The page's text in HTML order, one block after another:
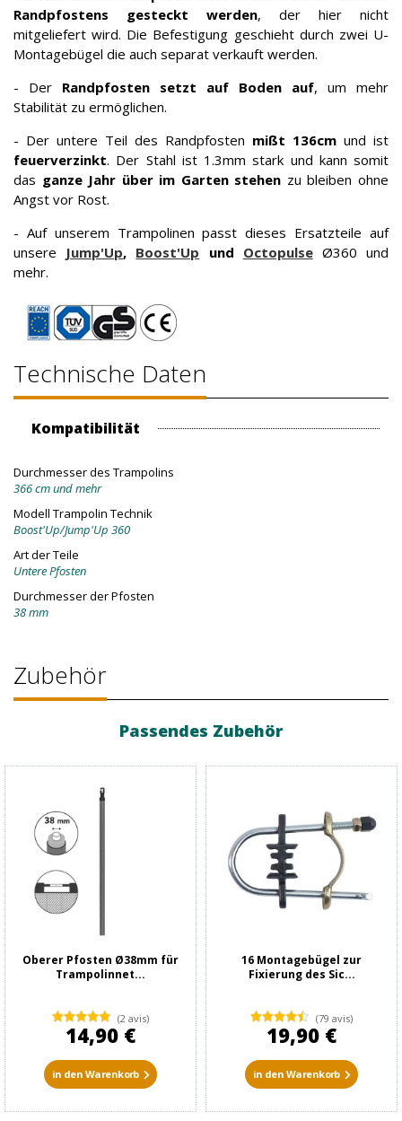
Randpfostens gesteckt
werden, der hier nicht
mitgeliefert wird. Die Befestigung geschieht durch zwei U-
Montagebügel die auch separat verkauft werden.
- Der Randpfosten setzt auf Boden auf, um mehr
Stabilität zu ermöglichen.
- Der untere Teil des Randpfosten mißt 136cm und ist
feuerverzinkt. Der Stahl ist 1.3mm stark und kann somit
das ganze Jahr über im Garten stehen zu bleiben ohne
Angst vor Rost.
- Auf unserem Trampolinen passt dieses Ersatzteile auf
unsere Jump'Up, Boost'Up und Octopulse Ø360 und
mehr.
Technische Daten
Kompatibilität
Durchmesser des Trampolins
366 cm und mehr
Modell Trampolin Technik
Boost'Up/Jump'Up 360
Art der Teile
Untere Pfosten
Durchmesser der Pfosten
38 mm
Zubehör
Passendes Zubehör
Oberer Pfosten Ø38mm für
Trampolinnet...
(2 avis)
14,90 €
in den Warenkorb
16 Montagebügel zur
Fixierung des Sic...
(79 avis)
19,90 €
in den Warenkorb